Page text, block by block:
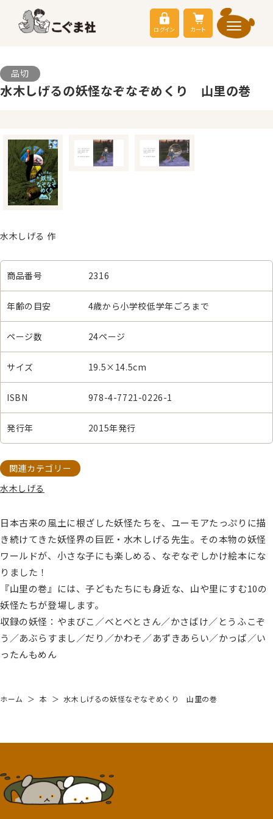
ログイン カート
品切
水木しげるの妖怪なぞなぞめくり 山里の巻
水木しげる 作
商品番号 2316
年齢の目安 4歳から小学校低学年ごろまで
ページ数 24ページ
サイズ 19.5×14.5cm
ISBN 978-4-7721-0226-1
発行年 2015年発行
関連カテゴリー
水木しげる
日本古来の風土に根ざした妖怪たちを、ユーモアたっぷりに描
き続けてきた妖怪界の巨匠・水木しげる先生。その本物の妖怪
ワールドが、小さな子にも楽しめる、なぞなぞしかけ絵本にな
りました！
『山里の巻』には、子どもたちにも身近な、山や里にすむ10の
妖怪たちが登場します。
収録の妖怪：やまびこ／べとべとさん／かさばけ／とうふこぞ
う／あぶらすまし／だり／かわそ／あずきあらい／かっぱ／い
ったんもめん
ホーム ＞ 本 ＞ 水木しげるの妖怪なぞなぞめくり 山里の巻